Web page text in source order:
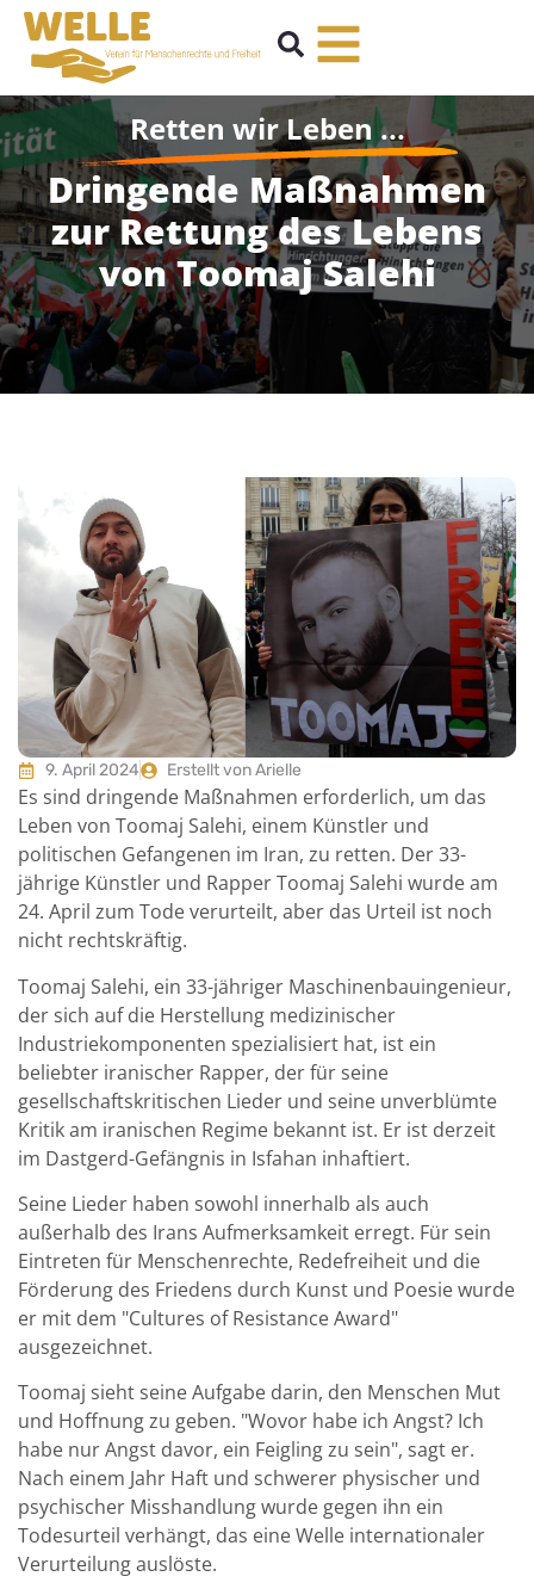
Retten wir Leben ...
Dringende Maßnahmen
zur Rettung des Lebens
von Toomaj Salehi
9. April 2024 Erstellt von Arielle
Es sind dringende Maßnahmen erforderlich, um das
Leben von Toomaj Salehi, einem Künstler und
politischen Gefangenen im Iran, zu retten. Der 33-
jährige Künstler und Rapper Toomaj Salehi wurde am
24. April zum Tode verurteilt, aber das Urteil ist noch
nicht rechtskräftig.
Toomaj Salehi, ein 33-jähriger Maschinenbauingenieur,
der sich auf die Herstellung medizinischer
Industriekomponenten spezialisiert hat, ist ein
beliebter iranischer Rapper, der für seine
gesellschaftskritischen Lieder und seine unverblümte
Kritik am iranischen Regime bekannt ist. Er ist derzeit
im Dastgerd-Gefängnis in Isfahan inhaftiert.
Seine Lieder haben sowohl innerhalb als auch
außerhalb des Irans Aufmerksamkeit erregt. Für sein
Eintreten für Menschenrechte, Redefreiheit und die
Förderung des Friedens durch Kunst und Poesie wurde
er mit dem "Cultures of Resistance Award"
ausgezeichnet.
Toomaj sieht seine Aufgabe darin, den Menschen Mut
und Hoffnung zu geben. "Wovor habe ich Angst? Ich
habe nur Angst davor, ein Feigling zu sein", sagt er.
Nach einem Jahr Haft und schwerer physischer und
psychischer Misshandlung wurde gegen ihn ein
Todesurteil verhängt, das eine Welle internationaler
Verurteilung auslöste.